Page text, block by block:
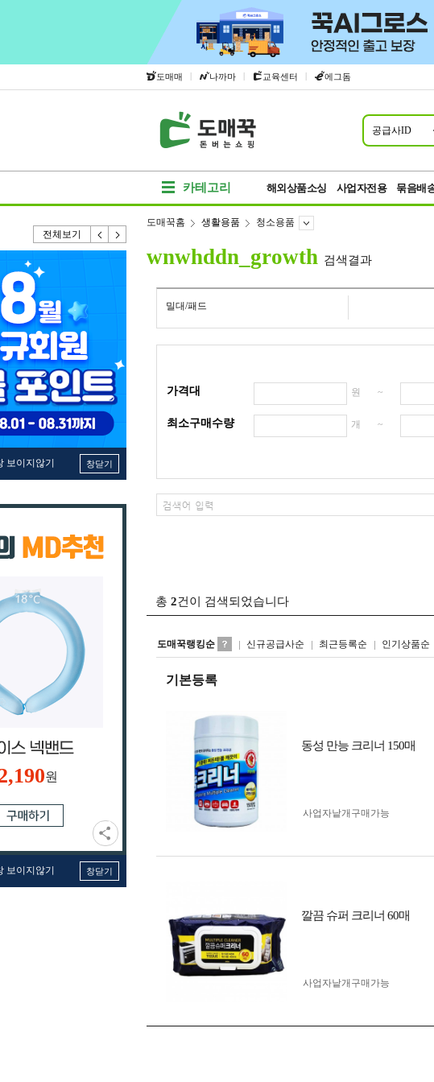
도매매 | 나까마 | 교육센터 | 에그돔
공급사ID
카테고리 해외상품소싱 사업자전용 묶음배
전체보기
보이지않기 창닫기
원
보이지않기 창닫기
도매꾹홈 생활용품 청소용품
wnwhddn_growth 검색결과
밀대/패드
가격대 원 ~
최소구매수량 개 ~
총 2건이 검색되었습니다
도매꾹랭킹순 신규공급사순 최근등록순 인기상품순
리스트형
갤러리
기본등록
동성 만능 크리너 150매
사업자 낱개구매가능
깔끔 슈퍼 크리너 60매
사업자 낱개구매가능